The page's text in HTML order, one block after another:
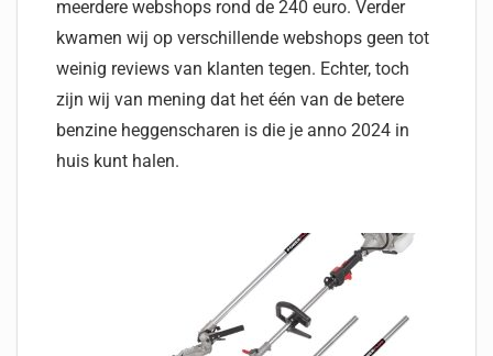
meerdere webshops rond de 240 euro. Verder
kwamen wij op verschillende webshops geen tot
weinig reviews van klanten tegen. Echter, toch
zijn wij van mening dat het één van de betere
benzine heggenscharen is die je anno 2024 in
huis kunt halen.